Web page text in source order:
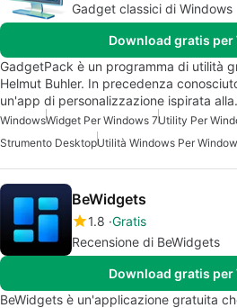
Gadget classici di
Download gratis per
GadgetPack è un programma di utilità
Helmut Buhler. In precedenza
un'app di personalizzazione ispirata
WindowsWidget Per Windows 7Utility Per
Strumento DesktopUtilità Windows Per
BeWidgets
1.8 Gratis
Recensione di BeWidgets
Download gratis per
BeWidgets è un'applicazione gratuita